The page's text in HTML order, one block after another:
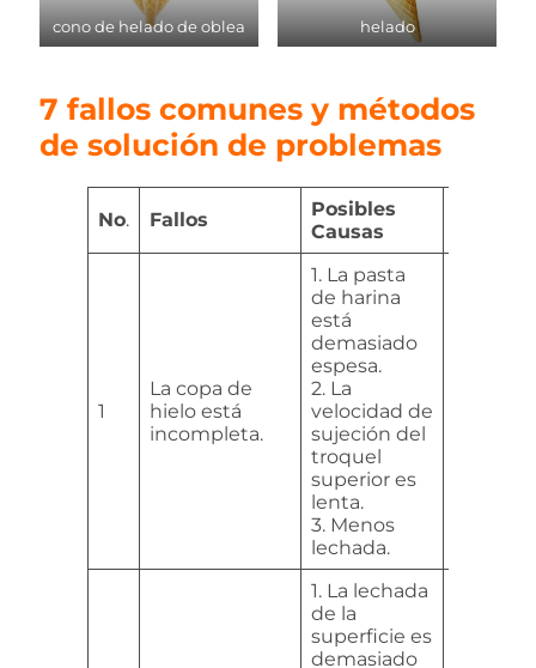
cono de helado de oblea helado
7 fallos comunes y métodos
de solución de problemas
No. Fallos
Posibles
Causas
1
La copa de
hielo está
incompleta.
1. La pasta
de harina
está
demasiado
espesa.
2. La
velocidad de
sujeción del
troquel
superior es
lenta.
3. Menos
lechada.
1. La lechada
de la
superficie es
demasiado